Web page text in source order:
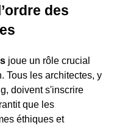
des
joue un rôle crucial
Tous les architectes, y
doivent s'inscrire
que les
éthiques et